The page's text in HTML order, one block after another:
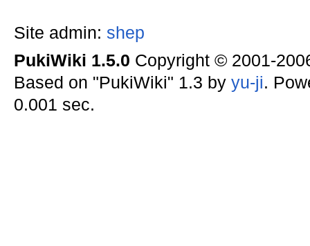
Site admin: shep
PukiWiki 1.5.0 Copyright © 2001-
Based on "PukiWiki" 1.3 by yu-ji.
0.001 sec.